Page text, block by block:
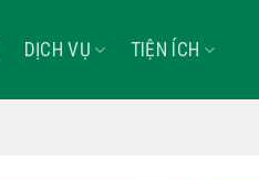
DỊCH VỤ TIỆN ÍCH